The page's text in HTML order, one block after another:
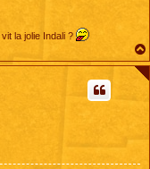
la jolie Indali ?